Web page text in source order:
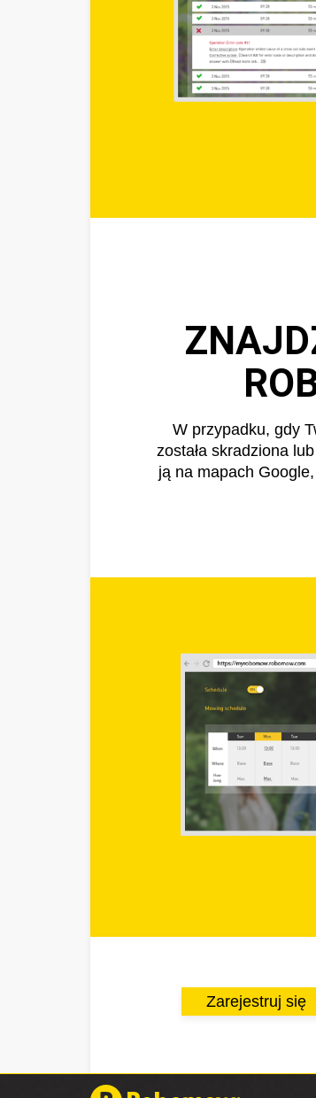
W przypadku, gdy
została skradziona
ją na mapach
Zarejestruj się